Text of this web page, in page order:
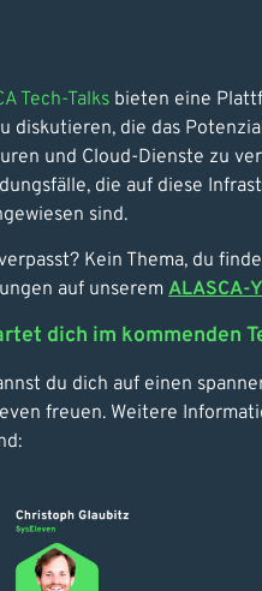
Tech-Talks bieten eine
diskutieren, die das
und Cloud-Dienste zu
die auf diese
sind.
Kein Thema, du
auf unserem ALASCA-
dich im kommenden
du dich auf einen
freuen. Weitere